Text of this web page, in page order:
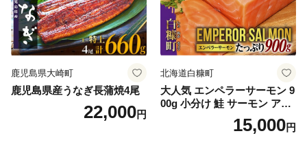
鹿児島県大崎町
鹿児島県産うなぎ長蒲焼4尾
22,000円
北海道白糠町
大人気 エンペラーサーモン 9
00g 小分け 鮭 サーモン アト
ランティックサーモン 水産
庁長官賞 受賞 さけ シャケ し
15,000円